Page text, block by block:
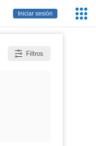
Iniciar sesión
Filtros